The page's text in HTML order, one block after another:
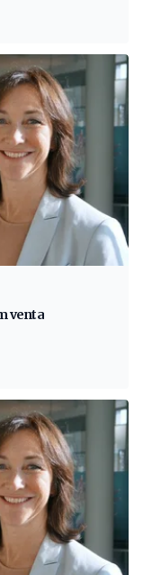
venta